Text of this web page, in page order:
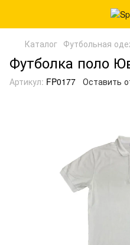
Каталог Футбольная
Футболка поло
Артикул: FP0177 Оставить